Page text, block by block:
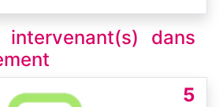
intervenant(s) dans
5